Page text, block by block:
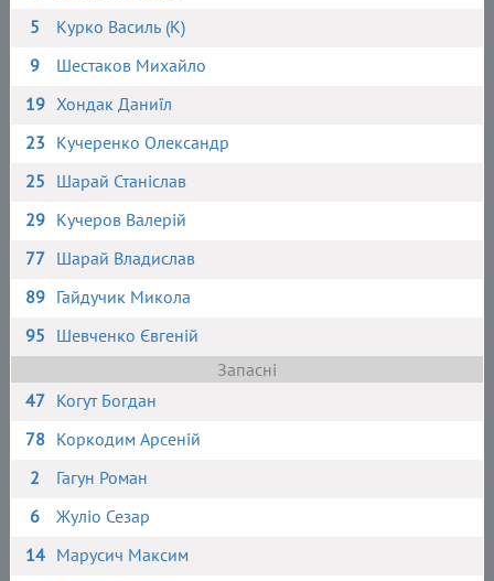
5
Курко Василь (К)
9
Шестаков Михайло
19 Хондак Даниїл
23 Кучеренко Олександр
25 Шарай Станіслав
29 Кучеров Валерій
77 Шарай Владислав
89 Гайдучик Микола
95 Шевченко Євгеній
Запасні
47 Когут Богдан
78 Коркодим Арсеній
2
Гагун Роман
6
Жуліо Сезар
14 Марусич Максим